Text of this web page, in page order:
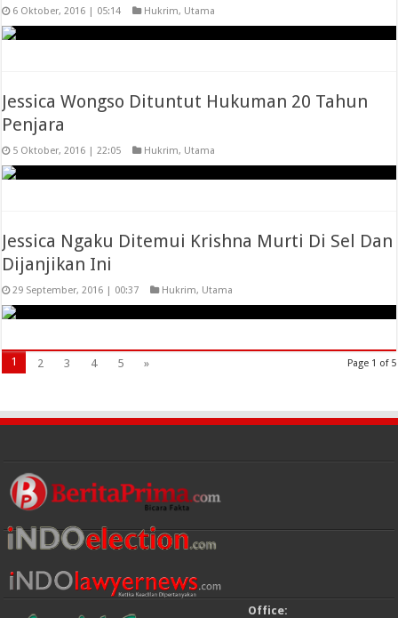
6 Oktober, 2016 | 05:14 Hukrim, Utama
Jessica Wongso Dituntut Hukuman 20 Tahun
Penjara
5 Oktober, 2016 | 22:05 Hukrim, Utama
Jessica Ngaku Ditemui Krishna Murti Di Sel Dan
Dijanjikan Ini
29 September, 2016 | 00:37 Hukrim, Utama
Page 1 of 5
1 2 3 4 5 »
Office: